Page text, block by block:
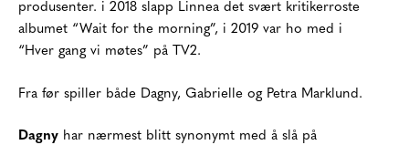
produsenter. i 2018 slapp Linnea det svært kritikerroste
albumet “Wait for the morning”, i 2019 var ho med i
“Hver gang vi møtes” på TV2.
Fra før spiller både Dagny, Gabrielle og Petra Marklund.
Dagny har nærmest blitt synonymt med å slå på